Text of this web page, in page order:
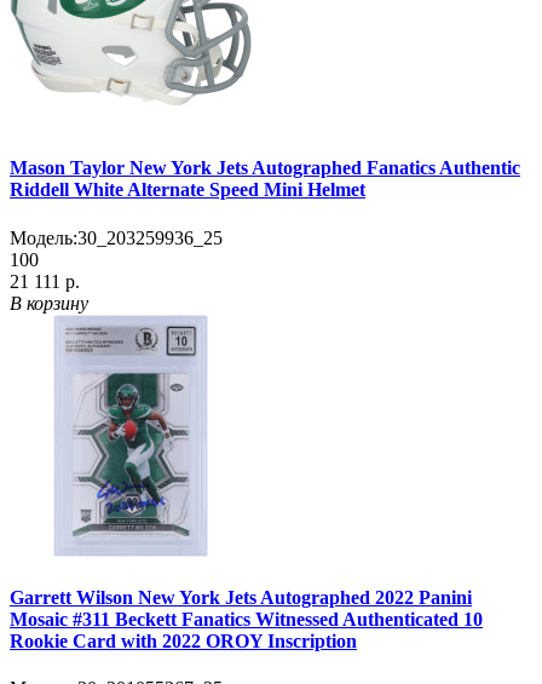
Mason Taylor New York Jets Autographed Fanatics Authentic
Riddell White Alternate Speed Mini Helmet
Модель:30_203259936_25
100
21 111 р.
В корзину
Garrett Wilson New York Jets Autographed 2022 Panini
Mosaic #311 Beckett Fanatics Witnessed Authenticated 10
Rookie Card with 2022 OROY Inscription